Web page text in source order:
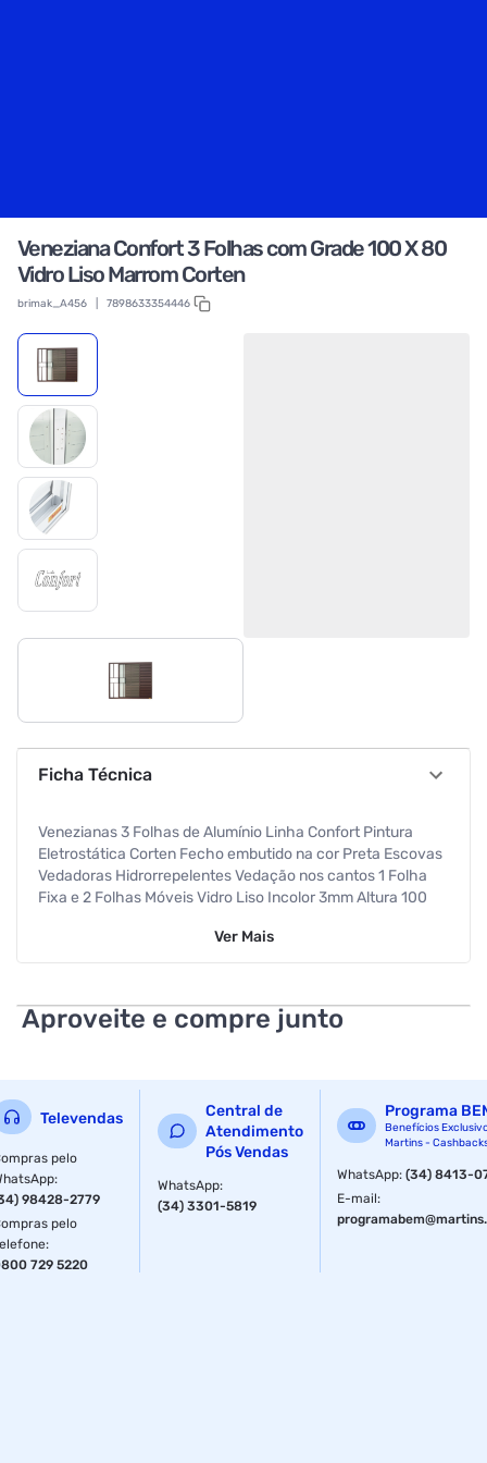
Veneziana Confort 3 Folhas com Grade 100 X 80
Vidro Liso Marrom Corten
brimak_A456 7898633354446
Ficha Técnica
Venezianas 3 Folhas de Alumínio Linha Confort Pintura
Eletrostática Corten Fecho embutido na cor Preta Escovas
Vedadoras Hidrorrepelentes Vedação nos cantos 1 Folha
Fixa e 2 Folhas Móveis Vidro Liso Incolor 3mm Altura 100
Garantia de 5 anos contra defeitos de fabricação
Ver Mais
Aproveite e compre junto
Televendas
pelo
:
98428-2779
pelo
:
729 5220
Central de
Atendimento
Pós Vendas
WhatsApp:
(34) 3301-5819
Programa
Benefícios
Martins -
WhatsApp:(34) 8413-
E-mail: